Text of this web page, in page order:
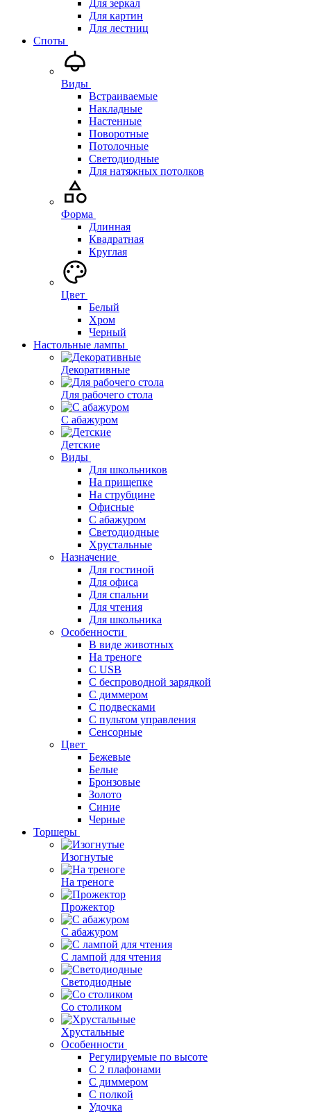
Для зеркал
Для картин
Для лестниц
Споты
Виды
Встраиваемые
Накладные
Настенные
Поворотные
Потолочные
Светодиодные
Для натяжных потолков
Форма
Длинная
Квадратная
Круглая
Цвет
Белый
Хром
Черный
Настольные лампы
Декоративные
Для рабочего стола
С абажуром
Детские
Виды
Для школьников
На прищепке
На струбцине
Офисные
С абажуром
Светодиодные
Хрустальные
Назначение
Для гостиной
Для офиса
Для спальни
Для чтения
Для школьника
Особенности
В виде животных
На треноге
С USB
С беспроводной зарядкой
С диммером
С подвесками
С пультом управления
Сенсорные
Цвет
Бежевые
Белые
Бронзовые
Золото
Синие
Черные
Торшеры
Изогнутые
На треноге
Прожектор
С абажуром
С лампой для чтения
Светодиодные
Со столиком
Хрустальные
Особенности
Регулируемые по высоте
С 2 плафонами
С диммером
С полкой
Удочка